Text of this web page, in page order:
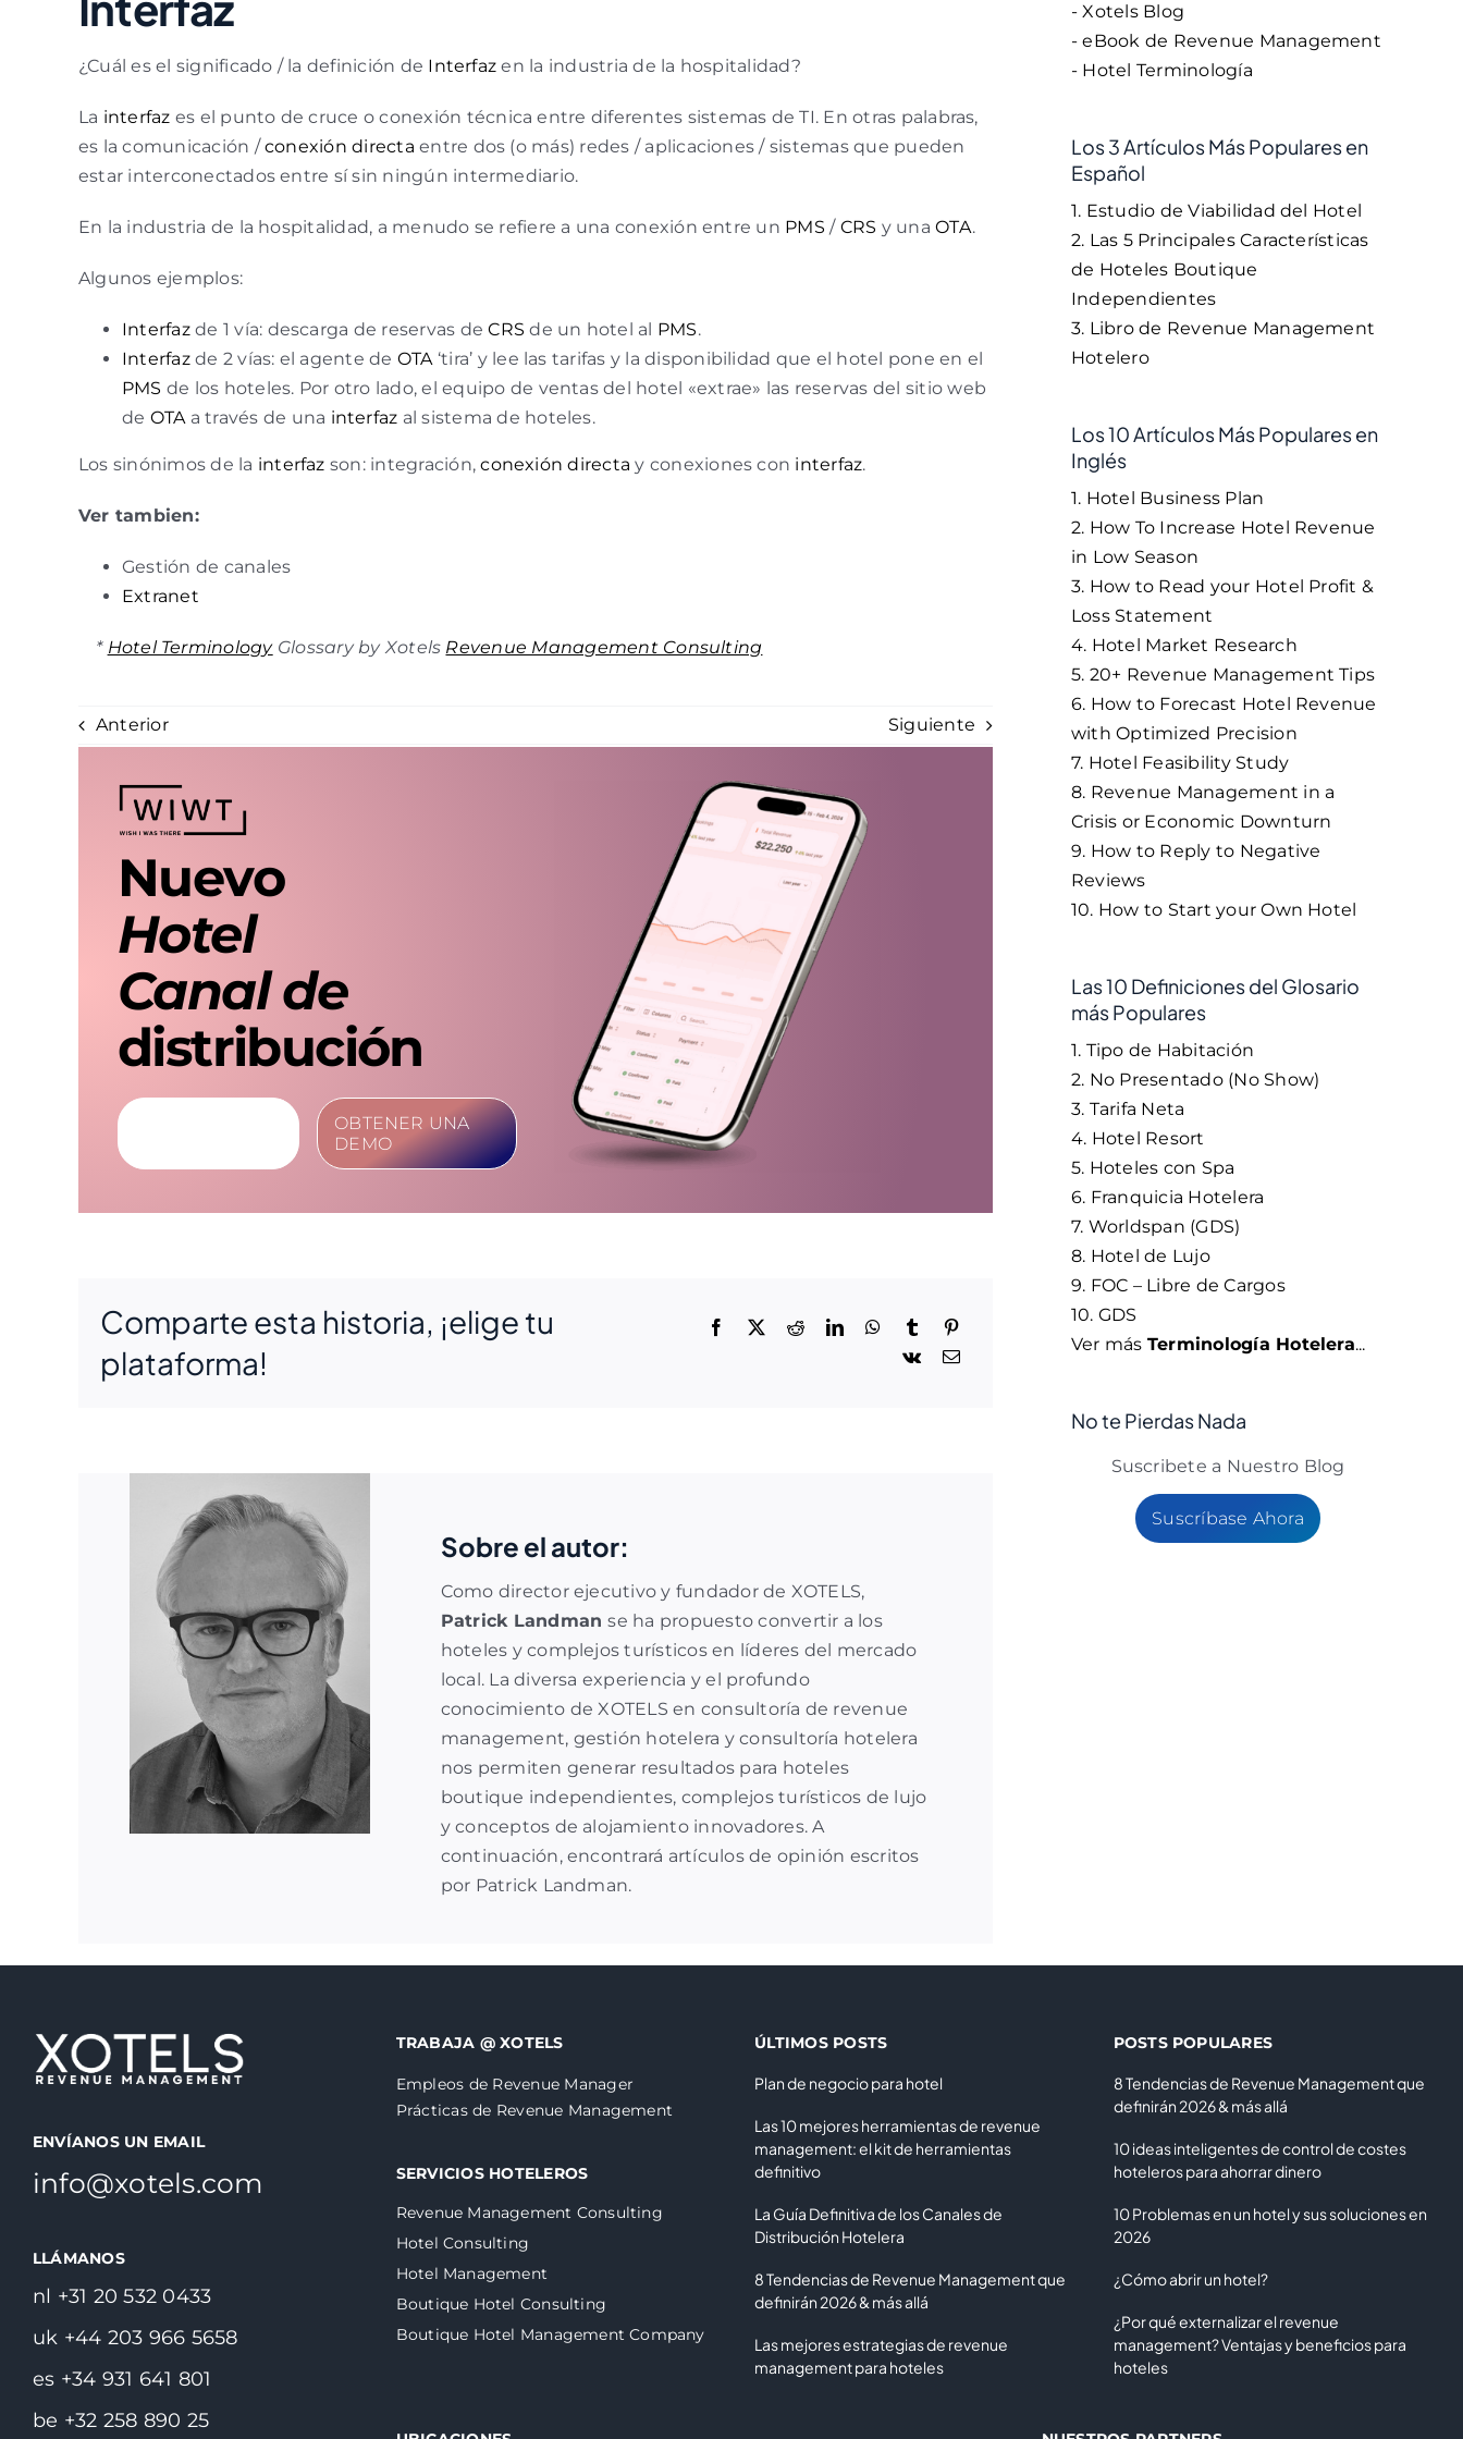
¿Cuál es el significado / la definición de Interfaz en la industria de la hospitalidad?
La interfaz es el punto de cruce o conexión técnica entre diferentes sistemas de TI. En otras palabras,
es la comunicación /conexión directa entre dos (o más) redes / aplicaciones / sistemas que pueden
estar interconectados entre sí sin ningún intermediario.
En la industria de la hospitalidad, a menudo se refiere a una conexión entre un PMS / CRS y unaOTA.
Algunos ejemplos:
Interfazde 1 vía: descarga de reservas deCRS de un hotel al PMS.
Interfazde 2 vías: el agente de OTA ‘tira’ y lee las tarifas y la disponibilidad que el hotel pone en el
PMS de los hoteles. Por otro lado, el equipo de ventas del hotel «extrae» las reservas del sitio web
de OTA a través de una interfaz al sistema de hoteles.
Los sinónimos de la interfaz son: integración,conexión directa y conexiones con interfaz.
Ver tambien:
Gestión de canales
Extranet
* Hotel TerminologyGlossary by Xotels Revenue Management Consulting
Anterior Siguiente
Nuevo
Hotel
Canal de
distribución
OBTENER UNA
DEMO
Comparte esta historia, ¡elige tu
plataforma!
Sobre el autor:
Como director ejecutivo y fundador de XOTELS,
Patrick Landmanse ha propuesto convertir a los
hoteles y complejos turísticos en líderes del mercado
local. La diversa experiencia y el profundo
conocimiento de XOTELS en consultoría de revenue
management, gestión hotelera yconsultoría hotelera
nos permiten generar resultados para hoteles
boutique independientes, complejos turísticos de lujo
y conceptos de alojamiento innovadores. A
continuación, encontrará artículos de opinión escritos
por Patrick Landman.
- Xotels Blog
- eBook de Revenue Management
- Hotel Terminología
Los 3 Artículos Más Populares en
Español
1. Estudio de Viabilidad del Hotel
2. Las 5 Principales Características
de Hoteles Boutique
Independientes
3. Libro de Revenue Management
Hotelero
Los 10 Artículos Más Populares en
Inglés
1. Hotel Business Plan
2. How To Increase Hotel Revenue
in Low Season
3. How to Read your Hotel Profit &
Loss Statement
4. Hotel Market Research
5. 20+ Revenue Management Tips
6. How to Forecast Hotel Revenue
with Optimized Precision
7. Hotel Feasibility Study
8. Revenue Management in a
Crisis or Economic Downturn
9. How to Reply to Negative
Reviews
10. How to Start your Own Hotel
Las 10 Definiciones del Glosario
más Populares
1. Tipo de Habitación
2. No Presentado (No Show)
3. Tarifa Neta
4. Hotel Resort
5. Hoteles con Spa
6. Franquicia Hotelera
7. Worldspan (GDS)
8. Hotel de Lujo
9. FOC – Libre de Cargos
10. GDS
Ver más Terminología Hotelera...
No te Pierdas Nada
Suscribete a Nuestro Blog
Suscríbase Ahora
ENVÍANOS UN EMAIL
info@xotels.com
LLÁMANOS
nl +31 20 532 0433
uk +44 203 966 5658
es +34 931 641 801
be +32 258 890 25
TRABAJA @ XOTELS
Empleos de Revenue Manager
Prácticas de Revenue Management
SERVICIOS HOTELEROS
Revenue Management Consulting
Hotel Consulting
Hotel Management
Boutique Hotel Consulting
Boutique Hotel Management Company
ÚLTIMOS POSTS
Plan de negocio para hotel
Las 10 mejores herramientas de revenue
management: el kit de herramientas
definitivo
La Guía Definitiva de los Canales de
Distribución Hotelera
8 Tendencias de Revenue Management que
definirán 2026 & más allá
Las mejores estrategias de revenue
management para hoteles
POSTS POPULARES
8 Tendencias de Revenue Management que
definirán 2026 & más allá
10 ideas inteligentes de control de costes
hoteleros para ahorrar dinero
10 Problemas en un hotel y sus soluciones en
2026
¿Cómo abrir un hotel?
¿Por qué externalizar el revenue
management? Ventajas y beneficios para
hoteles